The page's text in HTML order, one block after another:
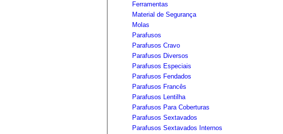
Ferramentas
Material de Segurança
Molas
Parafusos
Parafusos Cravo
Parafusos Diversos
Parafusos Especiais
Parafusos Fendados
Parafusos Francês
Parafusos Lentilha
Parafusos Para Coberturas
Parafusos Sextavados
Parafusos Sextavados Internos